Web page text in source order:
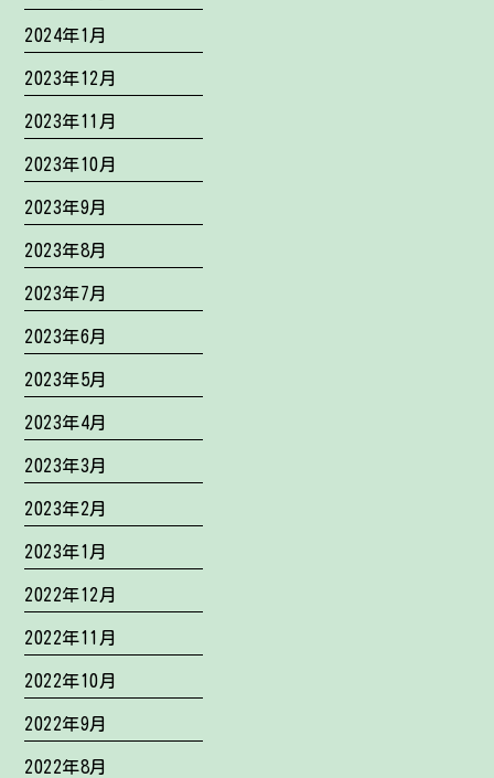
2024年1月
2023年12月
2023年11月
2023年10月
2023年9月
2023年8月
2023年7月
2023年6月
2023年5月
2023年4月
2023年3月
2023年2月
2023年1月
2022年12月
2022年11月
2022年10月
2022年9月
2022年8月